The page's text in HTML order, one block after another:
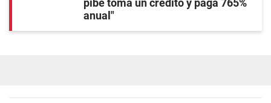
pibe toma un crédito y paga 765%
anual"